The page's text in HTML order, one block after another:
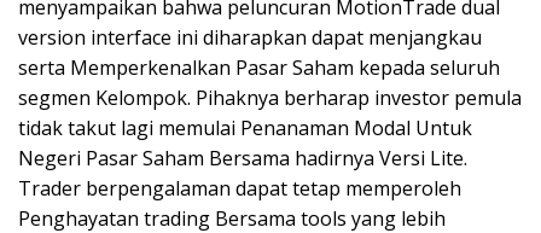
menyampaikan bahwa peluncuran MotionTrade dual
version interface ini diharapkan dapat menjangkau
serta Memperkenalkan Pasar Saham kepada seluruh
segmen Kelompok. Pihaknya berharap investor pemula
tidak takut lagi memulai Penanaman Modal Untuk
Negeri Pasar Saham Bersama hadirnya Versi Lite.
Trader berpengalaman dapat tetap memperoleh
Penghayatan trading Bersama tools yang lebih